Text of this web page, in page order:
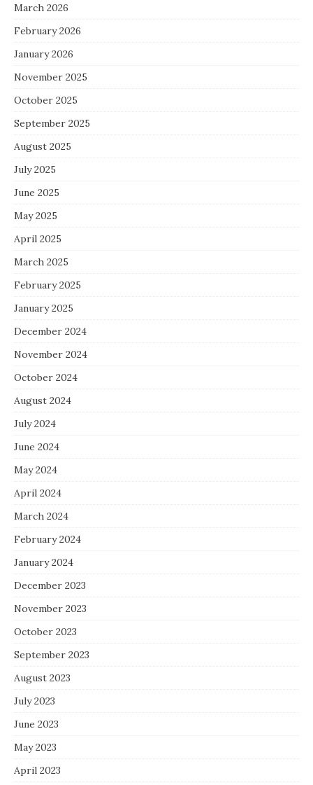
March 2026
February 2026
January 2026
November 2025
October 2025
September 2025
August 2025
July 2025
June 2025
May 2025
April 2025
March 2025
February 2025
January 2025
December 2024
November 2024
October 2024
August 2024
July 2024
June 2024
May 2024
April 2024
March 2024
February 2024
January 2024
December 2023
November 2023
October 2023
September 2023
August 2023
July 2023
June 2023
May 2023
April 2023